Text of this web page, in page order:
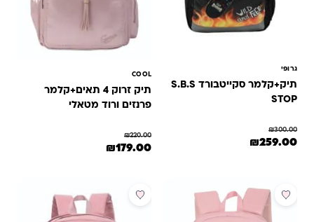
גרופי
תיק+קלמר סקייטבורד S.B.S
STOP
₪300.00
המחיר המקורי היה: ₪300.00.
₪259.00
COOL
תיק זרוק 4 תאים+קלמר
פרנזים ורוד מטאלי
₪220.00
המחיר המקורי היה: ₪220.00.
₪179.00
מבצע מבצע